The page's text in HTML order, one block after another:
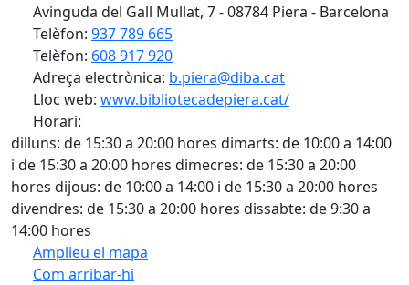
Avinguda del Gall Mullat, 7 - 08784 Piera - Barcelona
Telèfon: 937 789 665
Telèfon: 608 917 920
Adreça electrònica: b.piera@diba.cat
Lloc web: www.bibliotecadepiera.cat/
Horari:
dilluns: de 15:30 a 20:00 hores dimarts: de 10:00 a 14:00
i de 15:30 a 20:00 hores dimecres: de 15:30 a 20:00
hores dijous: de 10:00 a 14:00 i de 15:30 a 20:00 hores
divendres: de 15:30 a 20:00 hores dissabte: de 9:30 a
14:00 hores
Amplieu el mapa
Com arribar-hi